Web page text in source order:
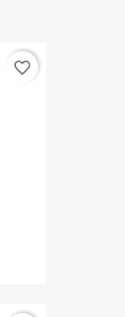
favorite_border